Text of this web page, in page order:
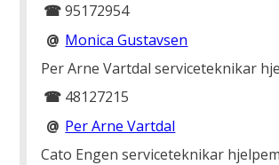
☎ 95172954
@ Monica Gustavsen
Per Arne Vartdalserviceteknikar
☎ 48127215
@ Per Arne Vartdal
Cato Engen serviceteknikar